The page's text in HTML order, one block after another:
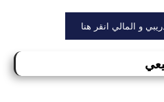
و المالي انقر هنا